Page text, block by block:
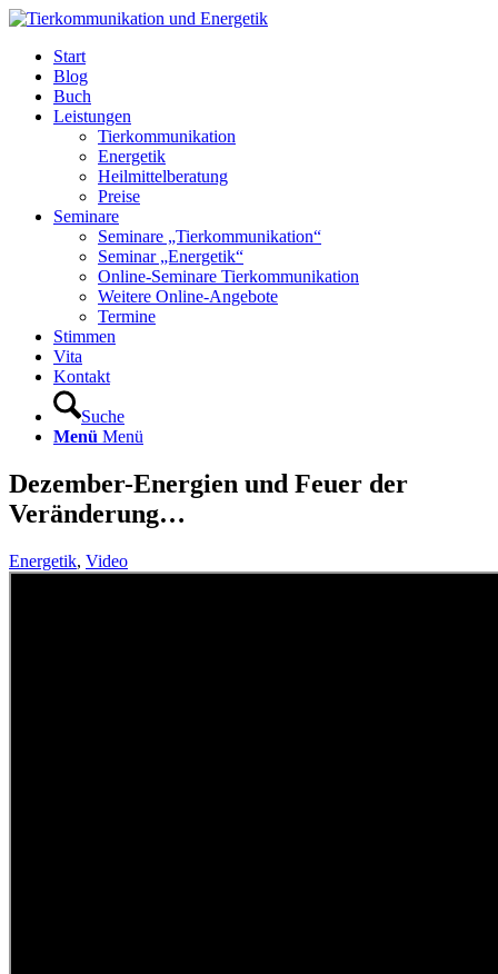
Start
Blog
Buch
Leistungen
Tierkommunikation
Energetik
Heilmittelberatung
Preise
Seminare
Seminare „Tierkommunikation“
Seminar „Energetik“
Online-Seminare Tierkommunikation
Weitere Online-Angebote
Termine
Stimmen
Vita
Kontakt
Suche
Menü Menü
Dezember-Energien und Feuer der
Veränderung…
Energetik, Video